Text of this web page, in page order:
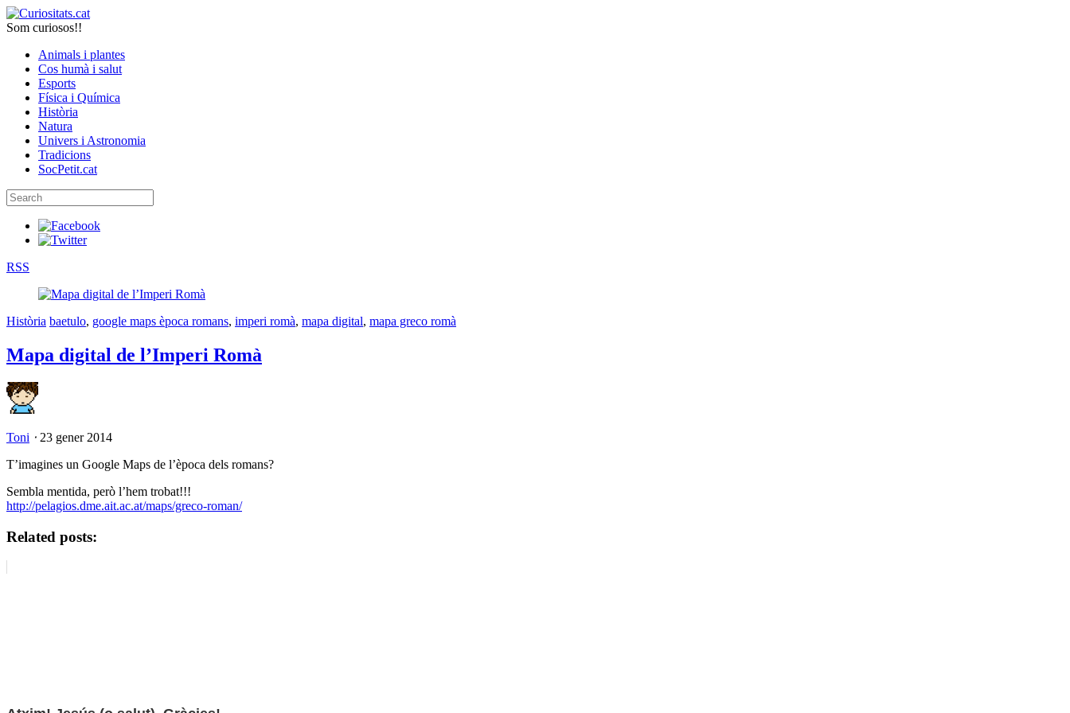
Som curiosos!!
Animals i plantes
Cos humà i salut
Esports
Física i Química
Història
Natura
Univers i Astronomia
Tradicions
SocPetit.cat
RSS
Història baetulo, google maps època romans, imperi romà, mapa digital, mapa greco romà
Mapa digital de l’Imperi Romà
Toni ⋅ 23 gener 2014
T’imagines un Google Maps de l’època dels romans?
Sembla mentida, però l’hem trobat!!!
http://pelagios.dme.ait.ac.at/maps/greco-roman/
Related posts: